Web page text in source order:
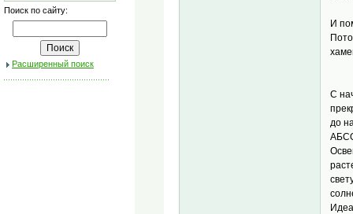
Поиск по сайту:
Расширенный поиск
И
С
до